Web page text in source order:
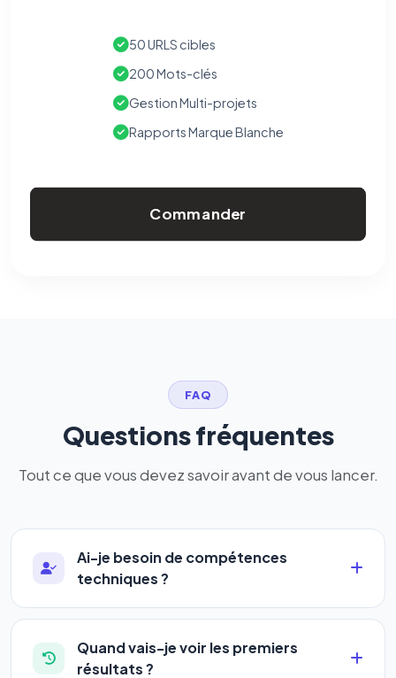
50 URLS cibles
200 Mots-clés
Gestion Multi-projets
Rapports Marque Blanche
Commander
FAQ
Questions fréquentes
Tout ce que vous devez savoir avant de vous lancer.
Ai-je besoin de compétences
techniques ?
Absolument pas. Notre logiciel a été conçu pour
être accessible àtous les profils: artisans,
commerçants, auto-entrepreneurs, PME ou
Quand vais-je voir les premiers
résultats ?